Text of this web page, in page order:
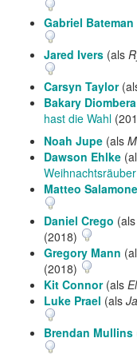
Gabriel Bateman
Jared Ivers (als
Carsyn Taylor
Bakary Diombera
hast die Wahl
Noah Jupe (als
Dawson Ehlke
Weihnachtsräuber
Matteo Salamone
Daniel Crego (als
(2018)
Gregory Mann
(2018)
Kit Connor(als
Luke Prael (als
Brendan Mullins